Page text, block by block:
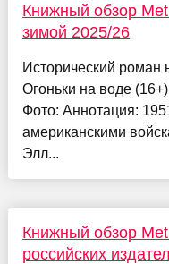
Книжный обзор
зимой 2025/26
Исторический роман
Огоньки на воде
Фото: Аннотация:
американскими
Элл...
Книжный обзор
российских